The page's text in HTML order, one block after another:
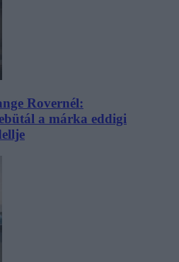
Rovernél:
a márka eddigi